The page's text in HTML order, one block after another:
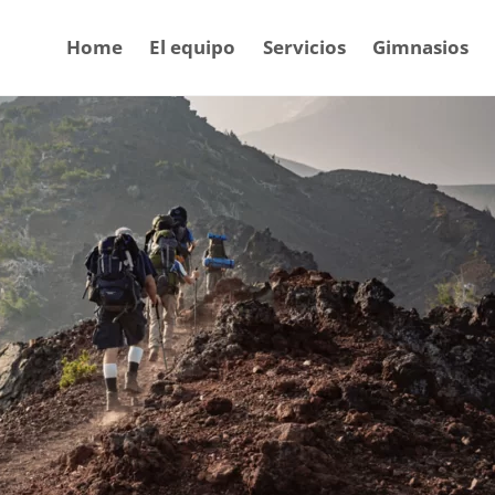
Home El equipo Servicios Gimnasios